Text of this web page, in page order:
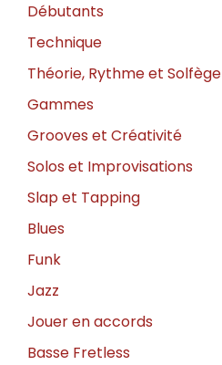
Débutants
Technique
Théorie, Rythme et Solfège
Gammes
Grooves et Créativité
Solos et Improvisations
Slap et Tapping
Blues
Funk
Jazz
Jouer en accords
Basse Fretless